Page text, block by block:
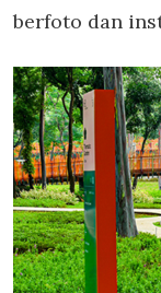
berfoto dan